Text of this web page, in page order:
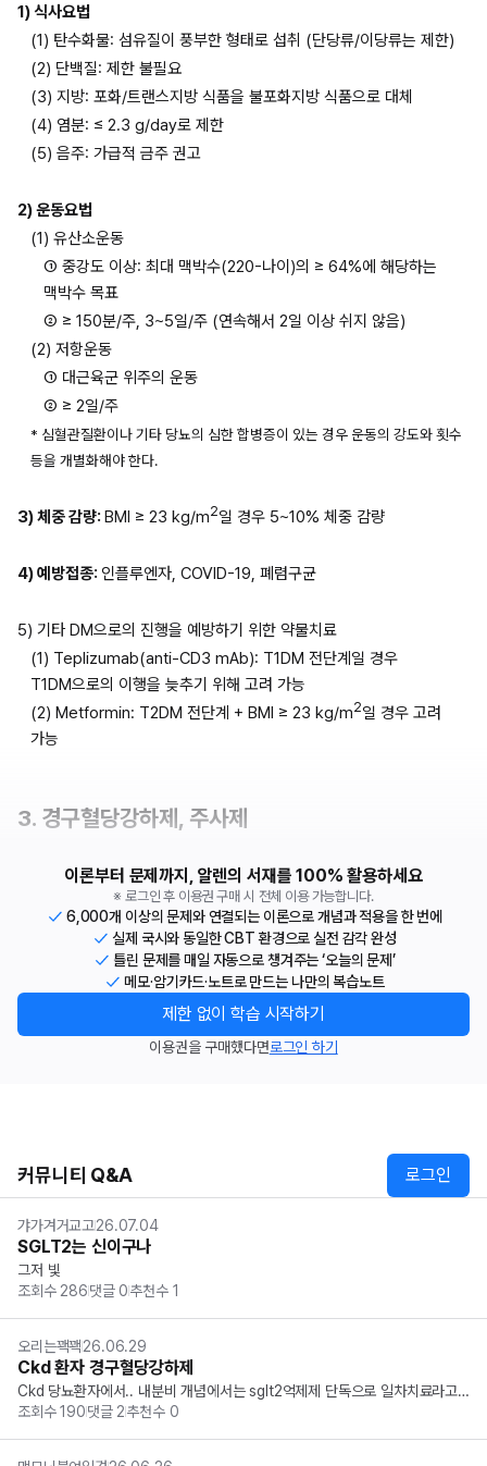
1) 식사요법
(1) 탄수화물: 섬유질이 풍부한 형태로 섭취 (단당류/이당류는 제한)
(2) 단백질: 제한 불필요
(3) 지방: 포화/트랜스지방 식품을 불포화지방 식품으로 대체
(4) 염분: ≤ 2.3 g/day로 제한
(5) 음주: 가급적 금주 권고
2) 운동요법
(1) 유산소운동
① 중강도 이상: 최대 맥박수(220-나이)의 ≥ 64%에 해당하는
맥박수 목표
② ≥ 150분/주, 3~5일/주 (연속해서 2일 이상 쉬지 않음)
(2) 저항운동
① 대근육군 위주의 운동
② ≥ 2일/주
* 심혈관질환이나 기타 당뇨의 심한 합병증이 있는 경우 운동의 강도와 횟수
등을 개별화해야 한다.
3) 체중 감량: BMI ≥ 23 kg/m2일 경우 5~10% 체중 감량
4) 예방접종: 인플루엔자, COVID-19, 폐렴구균
5) 기타 DM으로의 진행을 예방하기 위한 약물치료
(1) Teplizumab(anti-CD3 mAb): T1DM 전단계일 경우
T1DM으로의 이행을 늦추기 위해 고려 가능
(2) Metformin: T2DM 전단계 + BMI ≥ 23 kg/m2일 경우 고려
가능
3. 경구혈당강하제, 주사제
이론부터 문제까지, 알렌의 서재를 100% 활용하세요
※ 로그인 후 이용권 구매 시 전체 이용 가능합니다.
6,000개 이상의 문제와 연결되는 이론으로 개념과 적용을 한 번에
실제 국시와 동일한 CBT 환경으로 실전 감각 완성
틀린 문제를 매일 자동으로 챙겨주는 ‘오늘의 문제’
메모·암기카드·노트로 만드는 나만의 복습노트
제한 없이 학습 시작하기
이용권을 구매했다면로그인 하기
커뮤니티 Q&A 로그인
갸가겨거교고26.07.04
SGLT2는 신이구나
그저 빛
조회수 286댓글 0추천수 1
오리는꽥꽥26.06.29
Ckd 환자 경구혈당강하제
Ckd 당뇨환자에서.. 내분비 개념에서는 sglt2억제제 단독으로 일차치료라고
쓰여있고 신장 개념에서는 멧포민+sglt2i가 일차치료라고 되오있네요..? 우리
임종평에서 일차치료...
조회수190댓글 2추천수 0